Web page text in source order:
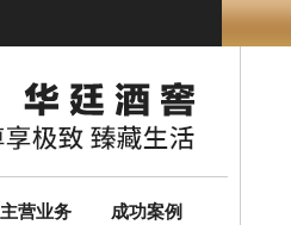
主营业务 成功案例